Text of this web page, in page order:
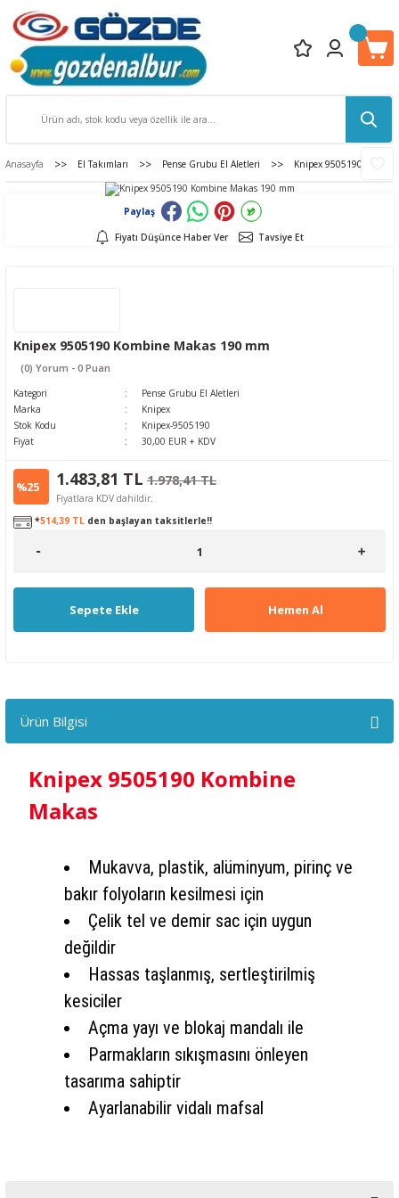
Anasayfa El Takımları Pense Grubu El Aletleri Knipex 9505190
Paylaş
Fiyatı Düşünce Haber Ver Tavsiye Et
Knipex 9505190 Kombine Makas 190 mm
(0) Yorum - 0 Puan
Kategori
Pense Grubu El Aletleri
Marka
Knipex
Stok Kodu
Knipex-9505190
Fiyat
30,00 EUR + KDV
%25 1.483,81 TL 1.978,41 TL
Fiyatlara KDV dahildir.
*514,39 TL den başlayan taksitlerle!!
Sepete Ekle Hemen Al
Ürün Bilgisi
Knipex 9505190 Kombine
Makas
Mukavva, plastik, alüminyum, pirinç ve
bakır folyoların kesilmesi için
Çelik tel ve demir sac için uygun
değildir
Hassas taşlanmış, sertleştirilmiş
kesiciler
Açma yayı ve blokaj mandalı ile
Parmakların sıkışmasını önleyen
tasarıma sahiptir
Ayarlanabilir vidalı mafsal